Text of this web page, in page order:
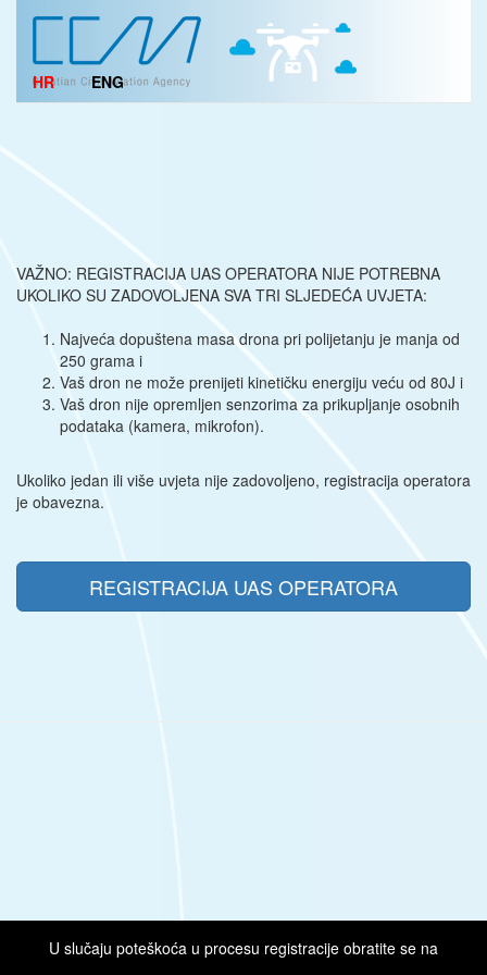
HR ENG
VAŽNO: REGISTRACIJA UAS OPERATORA NIJE POTREBNA
UKOLIKO SU ZADOVOLJENA SVA TRI SLJEDEĆA UVJETA:
Najveća dopuštena masa drona pri polijetanju je manja od
250 grama i
Vaš dron ne može prenijeti kinetičku energiju veću od 80J i
Vaš dron nije opremljen senzorima za prikupljanje osobnih
podataka (kamera, mikrofon).
Ukoliko jedan ili više uvjeta nije zadovoljeno, registracija operatora
je obavezna.
REGISTRACIJA UAS OPERATORA
U slučaju poteškoća u procesu registracije obratite se na